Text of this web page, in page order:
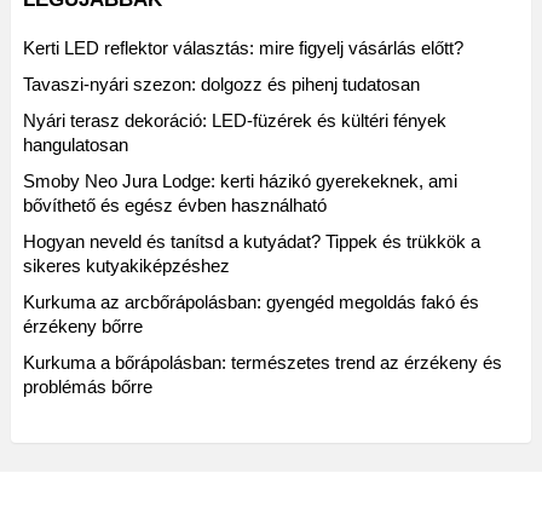
Kerti LED reflektor választás: mire figyelj vásárlás előtt?
Tavaszi-nyári szezon: dolgozz és pihenj tudatosan
Nyári terasz dekoráció: LED-füzérek és kültéri fények
hangulatosan
Smoby Neo Jura Lodge: kerti házikó gyerekeknek, ami
bővíthető és egész évben használható
Hogyan neveld és tanítsd a kutyádat? Tippek és trükkök a
sikeres kutyakiképzéshez
Kurkuma az arcbőrápolásban: gyengéd megoldás fakó és
érzékeny bőrre
Kurkuma a bőrápolásban: természetes trend az érzékeny és
problémás bőrre